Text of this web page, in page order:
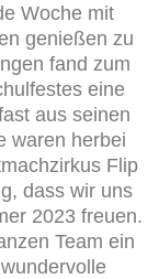
Woche mit
genießen zu
fand zum
eine
aus seinen
waren herbei
Flip
dass wir uns
2023 freuen.
Team ein